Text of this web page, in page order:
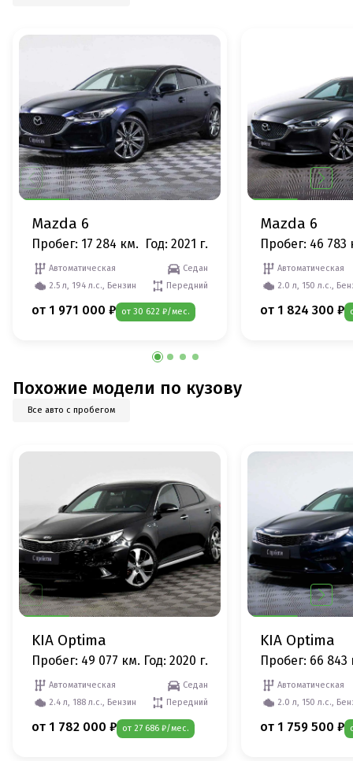
Mazda 6
Пробег: 17 284 км. Год: 2021 г.
Автоматическая
Седан
2.5 л, 194 л.с., Бензин
Передний
от 1 971 000 ₽ от 30 622 ₽/мес.
Mazda 6
Пробег: 46 783
Автоматическая
2.0 л, 150 л.с.,
от 1 824 300 ₽
Похожие модели по кузову
Все авто с пробегом
KIA Optima
Пробег: 49 077 км. Год: 2020 г.
Автоматическая
Седан
2.4 л, 188 л.с., Бензин
Передний
от 1 782 000 ₽ от 27 686 ₽/мес.
KIA Optima
Пробег: 66 843
Автоматическая
2.0 л, 150 л.с.,
от 1 759 500 ₽